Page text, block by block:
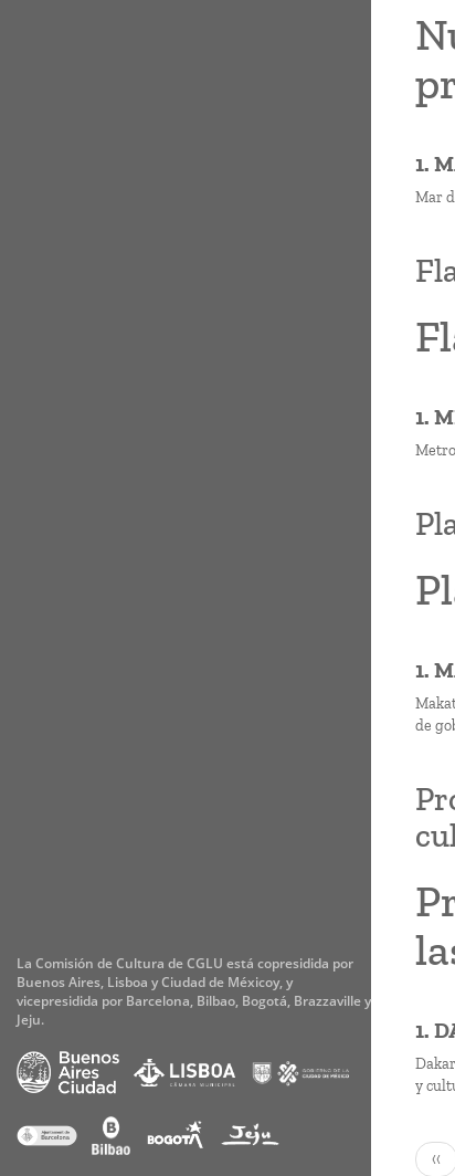
La Comisión de Cultura de CGLU está copresidida por
Buenos Aires, Lisboa y Ciudad de Méxicoy, y
vicepresidida por Barcelona, Bilbao, Bogotá, Brazzaville y
Jeju.
1.
Mar
1.
1.
de
1.
y
‹‹